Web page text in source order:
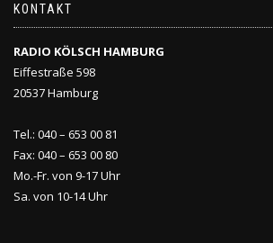
KONTAKT
RADIO KÖLSCH HAMBURG
Eiffestraße 598
20537 Hamburg
Tel.: 040 – 653 00 81
Fax: 040 – 653 00 80
Mo.-Fr. von 9-17 Uhr
Sa. von 10-14 Uhr